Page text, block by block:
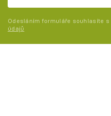
Odesláním formuláře souhlasíte s
údajů